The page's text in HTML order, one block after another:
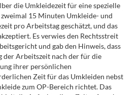
die Umkleidezeit für eine spezielle
15 Minuten Umkleide- und
pro Arbeitstag geschätzt, und das
Es verwies den Rechtsstreit
und gab den Hinweis, dass
der Arbeitszeit nach der für die
ihrer persönlichen
Zeit für das Umkleiden nebst
zum OP-Bereich richtet. Das